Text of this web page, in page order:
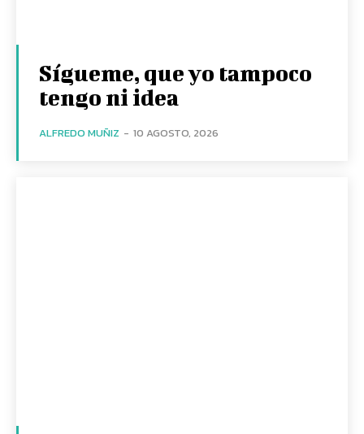
Sígueme, que yo tampoco
tengo ni idea
ALFREDO MUÑIZ - 10 AGOSTO, 2026